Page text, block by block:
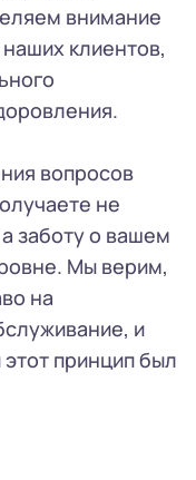
внимание
клиентов,
вопросов
не
заботу о вашем
Мы верим,
на
и
принцип был